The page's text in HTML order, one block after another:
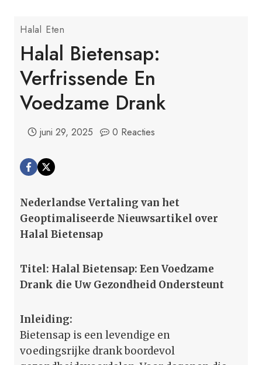
Halal Eten
Halal Bietensap:
Verfrissende En
Voedzame Drank
juni 29, 2025 0 Reacties
Nederlandse Vertaling van het
Geoptimaliseerde Nieuwsartikel over
Halal Bietensap
Titel: Halal Bietensap: Een Voedzame
Drank die Uw Gezondheid Ondersteunt
Inleiding:
Bietensap is een levendige en
voedingsrijke drank boordevol